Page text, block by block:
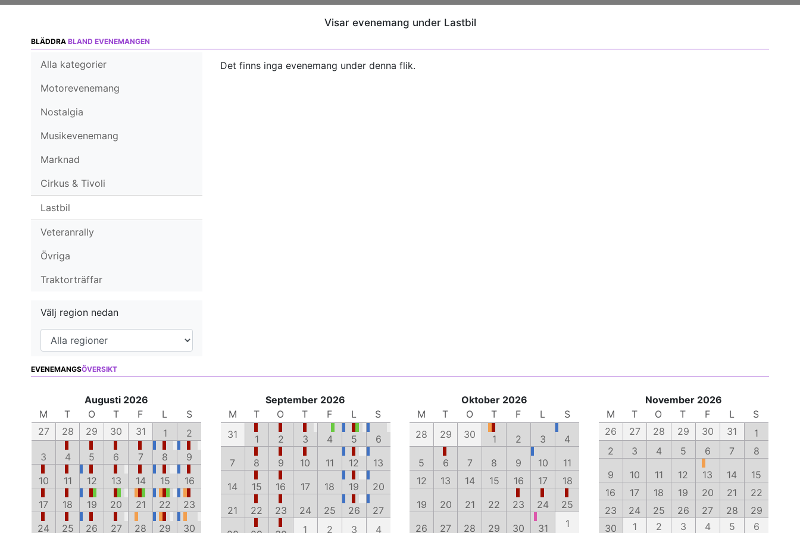
Visar evenemang under Lastbil
BLÄDDRA BLAND EVENEMANGEN
Alla kategorier
Motorevenemang
Nostalgia
Musikevenemang
Marknad
Cirkus & Tivoli
Lastbil
Veteranrally
Övriga
Traktorträffar
Välj region nedan
Det finns inga evenemang under denna flik.
EVENEMANGSÖVERSIKT
Augusti 2026
M
T O T F L
S
27
28 29 30 31 1
2
3
4 5 6 7 8
9
10
11 12 13 14 15
16
17
18 19 20 21 22
23
24
25 26 27 28 29 30
September 2026
M
T O T F L
S
31
1 2 3 4 5
6
7
8 9 10 11 12
13
14
15 16 17 18 19
20
21
22 23 24 25 26
27
1 2 3 4
Oktober 2026
M
T O T F L
S
28
29 30 1 2 3
4
5
6 7 8 9 10
11
12
13 14 15 16 17
18
19
20 21 22 23 24
25
26
27 28 29 30 31 1
November 2026
M
T O T F L
S
26
27 28 29 30 31
1
2
3 4 5 6 7
8
9
10 11 12 13 14
15
16
17 18 19 20 21
22
23
24 25 26 27 28
29
30
1 2 3 4 5 6